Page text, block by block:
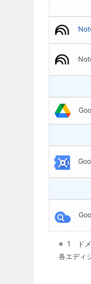
1 ドメ
各エディ